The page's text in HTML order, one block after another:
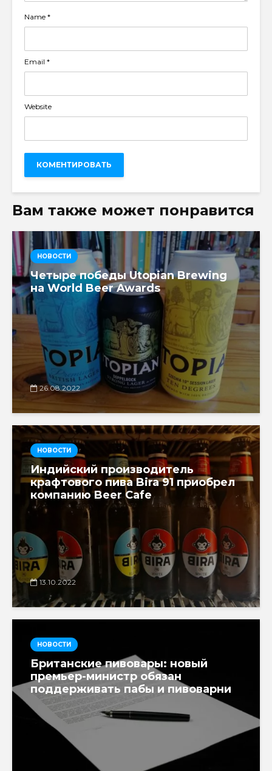
Name *
Email *
Website
Вам также может понравится
НОВОСТИ
Четыре победы Utopian Brewing
на World Beer Awards
26.08.2022
НОВОСТИ
Индийский производитель
крафтового пива Bira 91 приобрел
компанию Beer Cafe
13.10.2022
НОВОСТИ
Британские пивовары: новый
премьер-министр обязан
поддерживать пабы и пивоварни